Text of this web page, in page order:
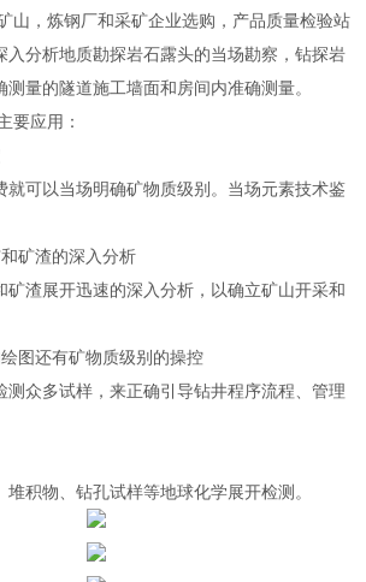
山，炼钢厂和采矿企业选购，产品质量检验站
入分析地质勘探岩石露头的当场勘察，钻探岩
量的隧道施工墙面和房间内准确测量。
要应用：
可以当场明确矿物质级别。当场元素技术鉴
矿渣的深入分析
渣展开迅速的深入分析，以确立矿山开采和
还有矿物质级别的操控
众多试样，来正确引导钻井程序流程、管理
物、钻孔试样等地球化学展开检测。